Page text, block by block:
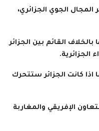
الجوي الجزائري،
القائم بين الجزائر
الجزائرية.
كانت الجزائر ستتحرك
الإفريقي والمغاربة